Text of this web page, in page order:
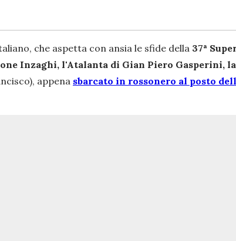
che aspetta con ansia le sfide della 37ª
Inzaghi, l'Atalanta di Gian Piero Gasperini,
appena sbarcato in rossonero al posto